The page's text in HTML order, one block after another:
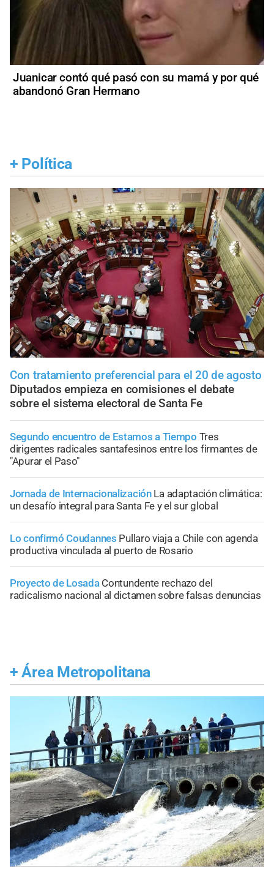
Juanicar contó qué pasó con su mamá y por qué
abandonó Gran Hermano
+ Política
Con tratamiento preferencial para el 20 de agosto
Diputados empieza en comisiones el debate
sobre el sistema electoral de Santa Fe
Segundo encuentro de Estamos a Tiempo Tres
dirigentes radicales santafesinos entre los firmantes de
"Apurar el Paso"
Jornada de Internacionalización La adaptación climática:
un desafío integral para Santa Fe y el sur global
Lo confirmó Coudannes Pullaro viaja a Chile con agenda
productiva vinculada al puerto de Rosario
Proyecto de Losada Contundente rechazo del
radicalismo nacional al dictamen sobre falsas denuncias
+ Área Metropolitana